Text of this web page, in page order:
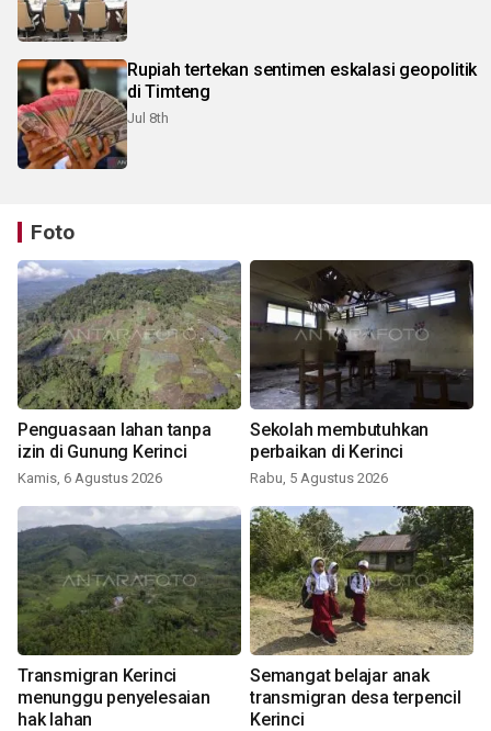
Rupiah tertekan sentimen eskalasi geopolitik
di Timteng
Jul 8th
Foto
Penguasaan lahan tanpa
izin di Gunung Kerinci
Kamis, 6 Agustus 2026
Sekolah membutuhkan
perbaikan di Kerinci
Rabu, 5 Agustus 2026
Transmigran Kerinci
menunggu penyelesaian
hak lahan
Semangat belajar anak
transmigran desa terpencil
Kerinci